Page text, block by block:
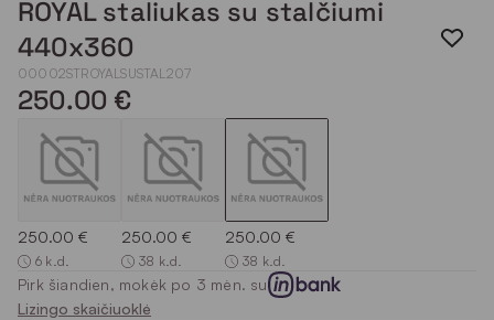
ROYAL staliukas su stalčiumi
440x360
00002STROYALSUSTAL207
250.00 €
250.00 €
6 k.d.
250.00 €
38 k.d.
250.00 €
38 k.d.
Pirk šiandien, mokėk po 3 mėn. su
Lizingo skaičiuoklė